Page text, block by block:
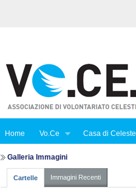
Home Vo.Ce Casa di Celeste
Galleria Immagini
Cartelle Immagini Recenti